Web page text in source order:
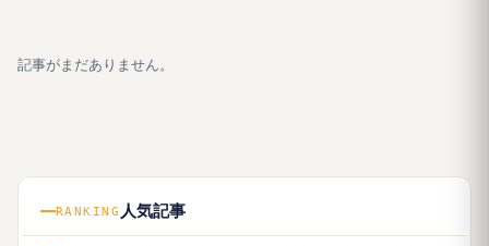
記事がまだありません。
RANKING 人気記事